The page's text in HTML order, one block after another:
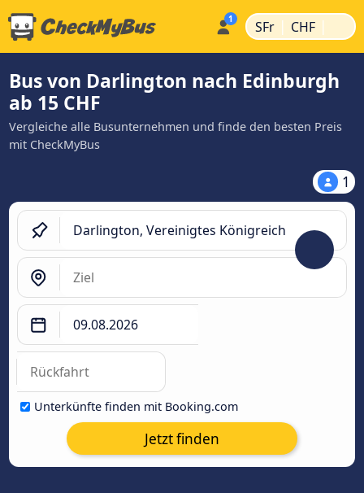
SFr | CHF |
Bus von Darlington nach Edinburgh
ab 15 CHF
Vergleiche alle Busunternehmen und finde den besten Preis
mit CheckMyBus
1
Unterkünfte finden mit Booking.com
Jetzt finden